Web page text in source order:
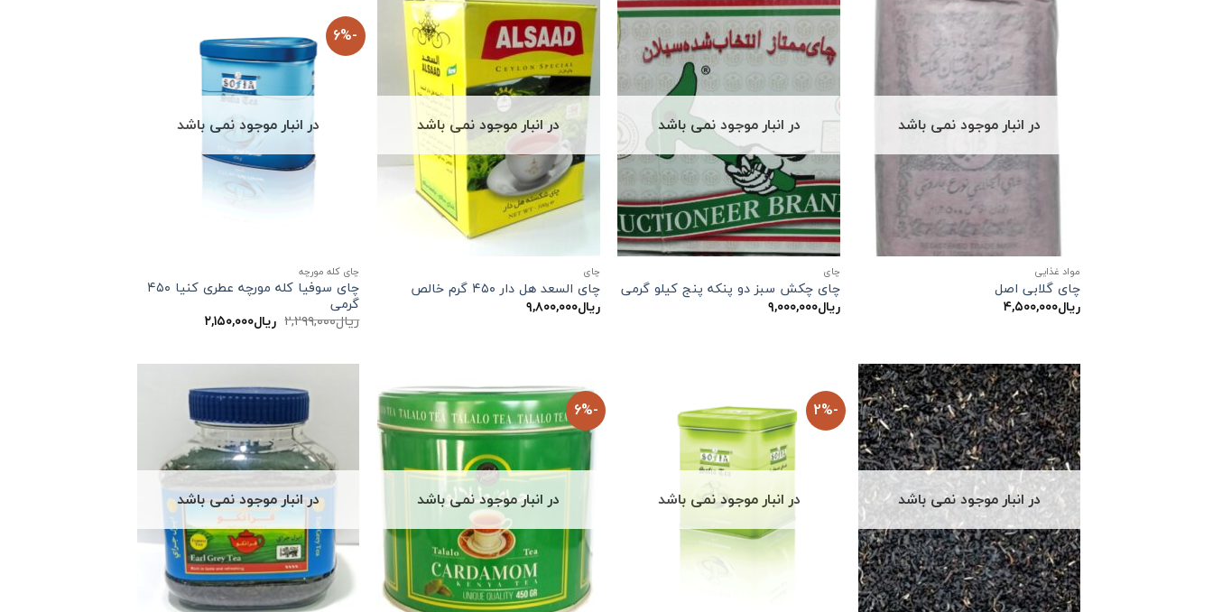
در انبار موجود نمی باشد
مواد غذایی
چای گلابی اصل
ریال۴,۵۰۰,۰۰۰
در انبار موجود نمی باشد
چاي
چای چکش سبز دو پنکه پنج کیلو گرمی
ریال۹,۰۰۰,۰۰۰
در انبار موجود نمی باشد
چاي
چای السعد هل دار ۴۵۰ گرم خالص
ریال۹,۸۰۰,۰۰۰
-6%
در انبار موجود نمی باشد
چای کله مورچه
چای سوفیا کله مورچه عطری کنیا ۴۵۰
گرمی
ریال۲,۲۹۹,۰۰۰ قیمت
اصلی:
بود.
ریال۲,۱۵۰,۰۰۰قیمت
در انبار موجود نمی باشد
-2%
در انبار موجود نمی باشد
-6%
در انبار موجود نمی باشد در انبار موجود نمی باشد